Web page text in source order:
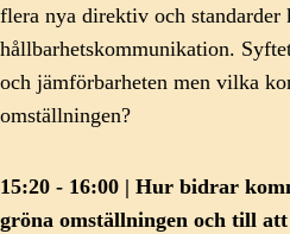
flera nya direktiv och standarder
hållbarhetskommunikation.
och jämförbarheten men vilka
omställningen?
15:20 - 16:00 | Hur bidrar
gröna omställningen och till